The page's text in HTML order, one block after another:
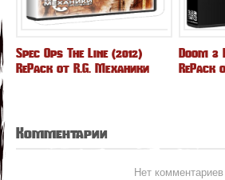
Spec Ops The Line (2012)
RePack от R.G. Механики
Doom 3
RePack
Комментарии
Нет комментариев